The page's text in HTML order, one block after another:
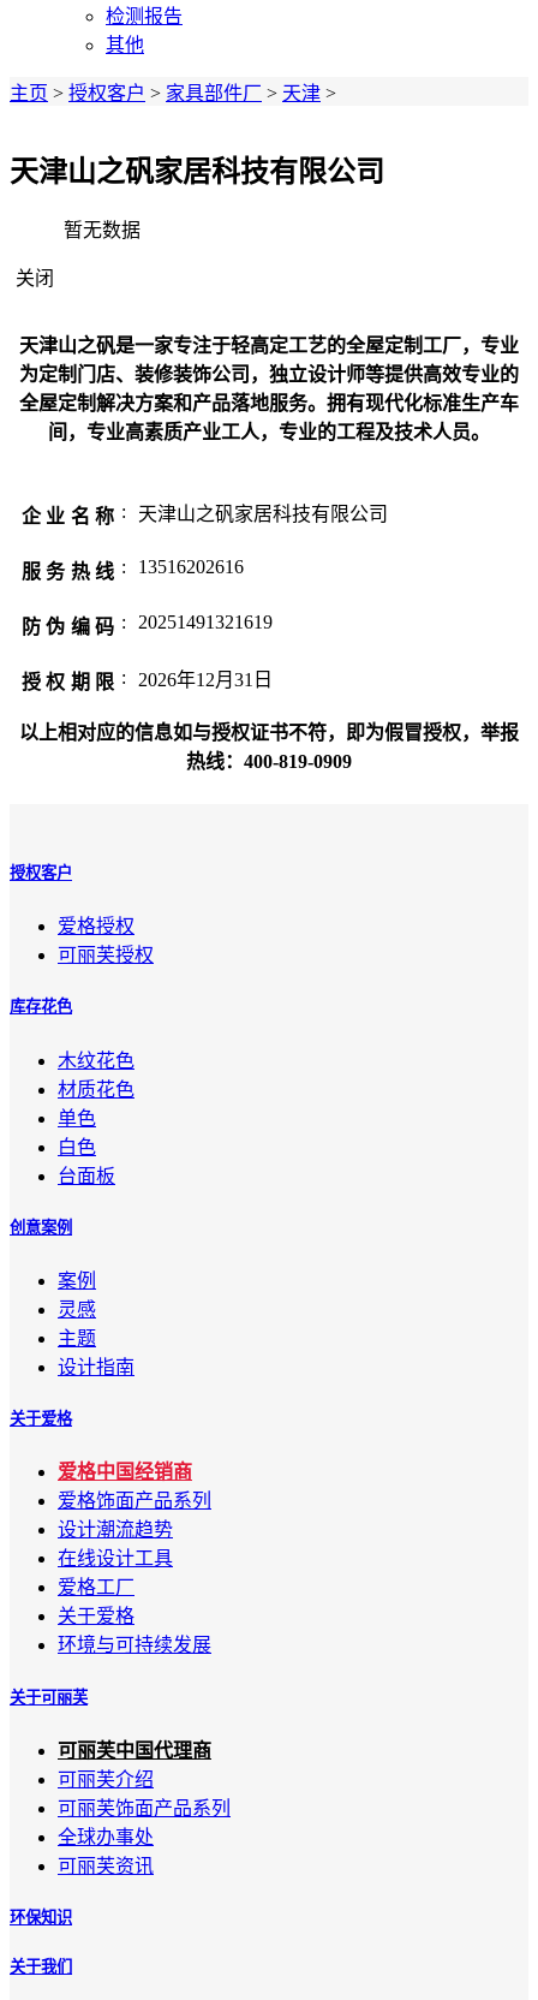
检测报告
其他
主页 > 授权客户 > 家具部件厂 > 天津 >
天津山之矾家居科技有限公司
暂无数据
关闭
天津山之矾是一家专注于轻高定工艺的全屋定制工厂，专业
为定制门店、装修装饰公司，独立设计师等提供高效专业的
全屋定制解决方案和产品落地服务。拥有现代化标准生产车
间，专业高素质产业工人，专业的工程及技术人员。
企业名称 : 天津山之矾家居科技有限公司
服务热线 : 13516202616
防伪编码 : 20251491321619
授权期限 : 2026年12月31日
以上相对应的信息如与授权证书不符，即为假冒授权，举报
热线：400-819-0909
授权客户
爱格授权
可丽芙授权
库存花色
木纹花色
材质花色
单色
白色
台面板
创意案例
案例
灵感
主题
设计指南
关于爱格
爱格中国经销商
爱格饰面产品系列
设计潮流趋势
在线设计工具
爱格工厂
关于爱格
环境与可持续发展
关于可丽芙
可丽芙中国代理商
可丽芙介绍
可丽芙饰面产品系列
全球办事处
可丽芙资讯
环保知识
关于我们